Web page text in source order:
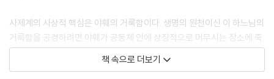
신명기 법전 11,31-25,19 _161
표제 11,31-12,1 _162
성소 12,2-28 _163
우상숭배 12,29-13,19 _164
사제계의 사상적 핵심은 야훼의 거룩함이다. 생명의 원천이신 이 하느님의
거룩함을 공경하려면 야훼가 공동체 안에 상징적으로 머무시는 장소에 죽
음과 부패의 부정한 기운이 범접할 수 없게 해야 한다. 누구든 경계를 넘어
거룩함의 영역에 들어간다면, 그러한 건너감이 거룩한 공간의 온전함에 누
책 속으로 더보기